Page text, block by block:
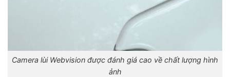
Camera lùi Webvision được đánh giá cao về chất lượng hình
ảnh